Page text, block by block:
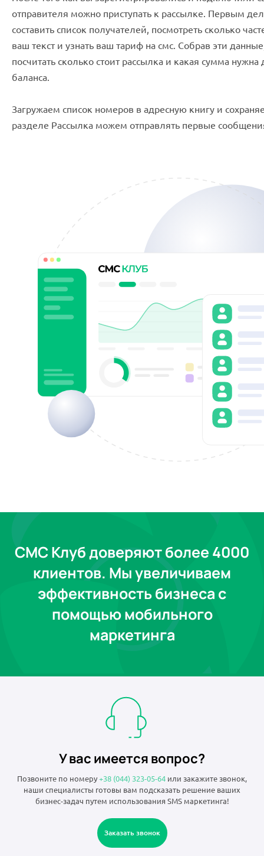
отправителя можно приступать к рассылке. Первым
составить список получателей, посмотреть сколько
ваш текст и узнать ваш тариф на смс. Собрав эти
посчитать сколько стоит рассылка и какая сумма
баланса.
Загружаем список номеров в адресную книгу и
разделе Рассылка можем отправлять первые
СМС Клуб доверяют более 4000
клиентов. Мы увеличиваем
эффективность бизнеса с
помощью мобильного
маркетинга
У вас имеется вопрос?
Позвоните по номеру+38 (044) 323-05-64 или закажите звонок,
наши специалисты готовы вам подсказать решение ваших
бизнес-задач путем использования SMS маркетинга!
Заказать звонок